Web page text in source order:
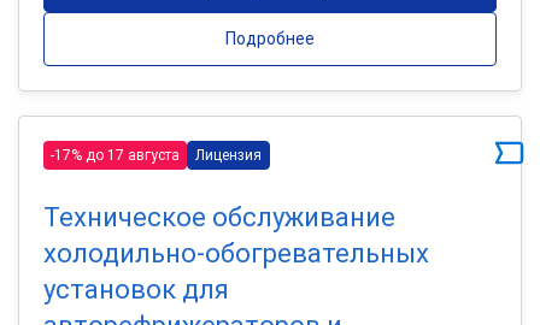
Подробнее
-17% до 17 августа Лицензия
Техническое обслуживание
холодильно-обогревательных
установок для